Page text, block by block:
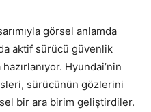
görsel anlamda
aktif sürücü güvenlik
Hyundai’nin
sürücünün gözlerini
bir ara birim geliştirdiler.